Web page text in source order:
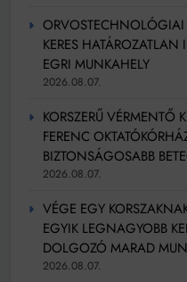
KERES HATÁROZATLAN
EGRI MUNKAHELY
2026.08.07.
KORSZERŰ VÉRMENTŐ
FERENC
BIZTONSÁGOSABB
2026.08.07.
VÉGE EGY
EGYIK LEGNAGYOBB
DOLGOZÓ MARAD
2026.08.07.